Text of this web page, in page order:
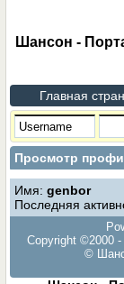
Шансон -
Главная
Просмотр
Имя:genbor
Последняя
Copyright ©2000
©